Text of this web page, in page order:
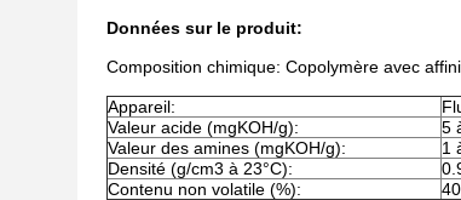
Données sur le produit:
Composition chimique: Copolymère avec
Appareil:
Valeur acide (mgKOH/g):
5
Valeur des amines (mgKOH/g):
1
Densité (g/cm3 à 23°C):
Contenu non volatile (%):
40